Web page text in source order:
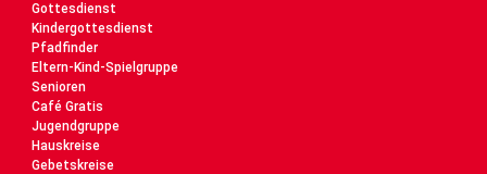
Gottesdienst
Kindergottesdienst
Pfadfinder
Eltern-Kind-Spielgruppe
Senioren
Café Gratis
Jugendgruppe
Hauskreise
Gebetskreise